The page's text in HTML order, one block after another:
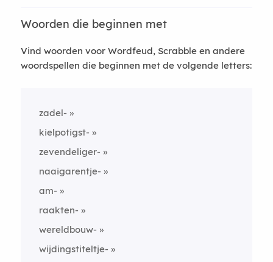
Woorden die beginnen met
Vind woorden voor Wordfeud, Scrabble en andere
woordspellen die beginnen met de volgende letters:
zadel-
kielpotigst-
zevendeliger-
naaigarentje-
am-
raakten-
wereldbouw-
wijdingstiteltje-